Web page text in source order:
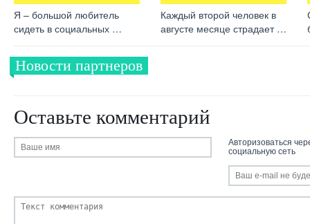
Я – большой любитель
сидеть в социальных …
Каждый второй человек в
августе месяце страдает …
Новости партнеров
Оставьте комментарий
Авторизоваться
социальную сеть